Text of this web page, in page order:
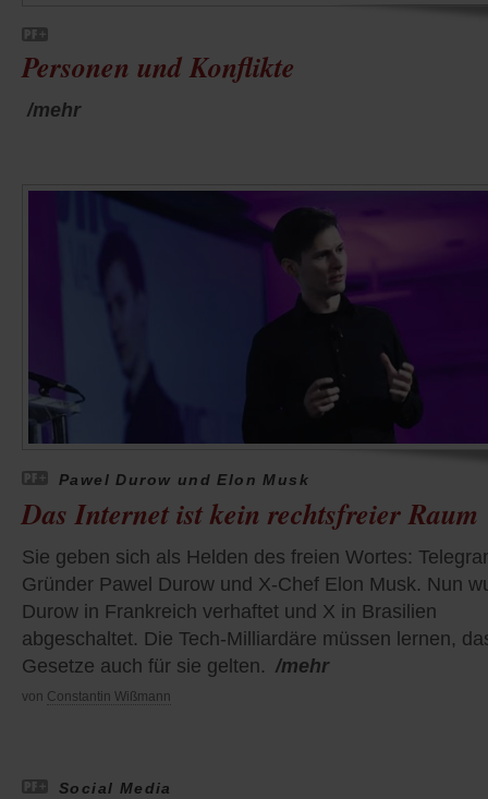
Personen und Konflikte
/mehr
Pawel Durow und Elon Musk
Das Internet ist kein rechtsfreier Raum
Sie geben sich als Helden des freien Wortes:
Gründer Pawel Durow und X-Chef Elon Musk. Nun
Durow in Frankreich verhaftet und X in Brasilien
abgeschaltet. Die Tech-Milliardäre müssen lernen,
Gesetze auch für sie gelten. /mehr
von Constantin Wißmann
Social Media